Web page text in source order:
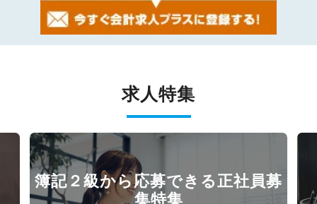
求人特集
簿記２級から応募できる正社員募
集特集